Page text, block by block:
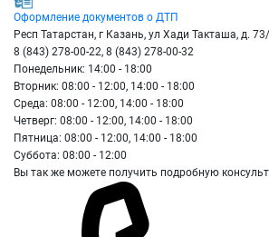
Оформление документов о ДТП
Респ Татарстан, г Казань, ул Хади Такташа, д.
8 (843) 278-00-22, 8 (843) 278-00-32
Понедельник: 14:00 - 18:00
Вторник: 08:00 - 12:00, 14:00 - 18:00
Среда: 08:00 - 12:00, 14:00 - 18:00
Четверг: 08:00 - 12:00, 14:00 - 18:00
Пятница: 08:00 - 12:00, 14:00 - 18:00
Суббота: 08:00 - 12:00
Вы так же можете получить подробную